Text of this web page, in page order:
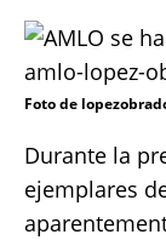
Foto de
Durante la
ejemplares